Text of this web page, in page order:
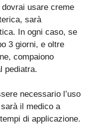
dovrai usare creme
sarà
In ogni caso, se
3 giorni, e oltre
compaiono
pediatra.
necessario l’uso
il medico a
di applicazione.